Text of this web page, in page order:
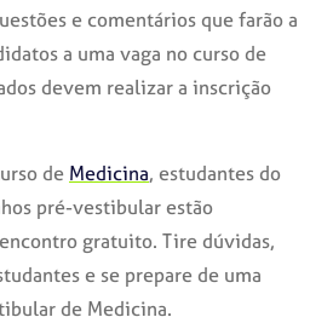
e comentários que farão a
a uma vaga no curso de
devem realizar a inscrição
de Medicina, estudantes do
pré-vestibular estão
gratuito. Tire dúvidas,
e se prepare de uma
de Medicina.